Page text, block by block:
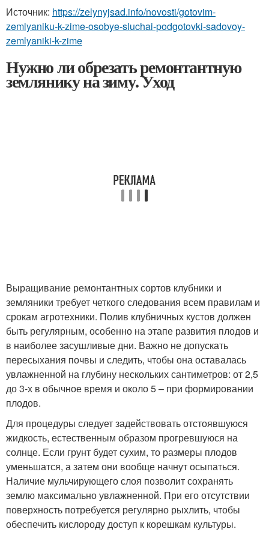
Источник: https://zelynyjsad.info/novosti/gotovim-
zemlyaniku-k-zime-osobye-sluchai-podgotovki-sadovoy-
zemlyaniki-k-zime
Нужно ли обрезать ремонтантную
землянику на зиму. Уход
Выращивание ремонтантных сортов клубники и
земляники требует четкого следования всем правилам и
срокам агротехники. Полив клубничных кустов должен
быть регулярным, особенно на этапе развития плодов и
в наиболее засушливые дни. Важно не допускать
пересыхания почвы и следить, чтобы она оставалась
увлажненной на глубину нескольких сантиметров: от 2,5
до 3-х в обычное время и около 5 – при формировании
плодов.
Для процедуры следует задействовать отстоявшуюся
жидкость, естественным образом прогревшуюся на
солнце. Если грунт будет сухим, то размеры плодов
уменьшатся, а затем они вообще начнут осыпаться.
Наличие мульчирующего слоя позволит сохранять
землю максимально увлажненной. При его отсутствии
поверхность потребуется регулярно рыхлить, чтобы
обеспечить кислороду доступ к корешкам культуры.